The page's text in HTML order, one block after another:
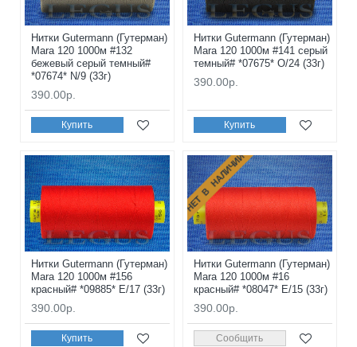
Нитки Gutermann (Гутерман)
Mara 120 1000м #132
бежевый серый темный#
*07674* N/9 (33г)
390.00р.
Купить
Нитки Gutermann (Гутерман)
Mara 120 1000м #141 серый
темный# *07675* O/24 (33г)
390.00р.
Купить
Нитки Gutermann (Гутерман)
Mara 120 1000м #156
красный# *09885* E/17 (33г)
390.00р.
Купить
НЕТ В НАЛИЧИИ
Нитки Gutermann (Гутерман)
Mara 120 1000м #16
красный# *08047* E/15 (33г)
390.00р.
Сообщить